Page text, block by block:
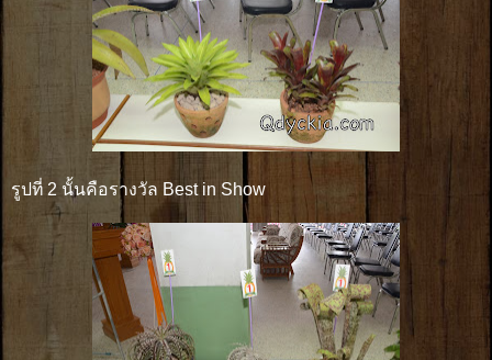
รูปที่ 2 นั้นคือรางวัล Best in Show